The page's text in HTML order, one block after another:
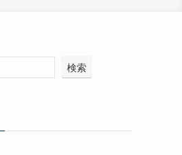
検索